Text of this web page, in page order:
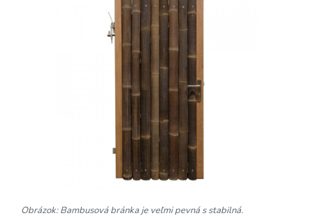
Obrázok: Bambusová bránka je veľmi pevná s stabilná.